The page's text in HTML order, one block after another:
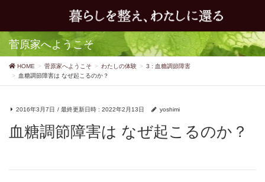
菅原家へようこそ
HOME 菅原家へようこそ わたしの体験
3 : 血糖調節障害
血糖調節障害は なぜ起こるのか？
2016年3月7日 / 最終更新日時 : 2022年2月13日 yoshimi
血糖調節障害は なぜ起こるのか？